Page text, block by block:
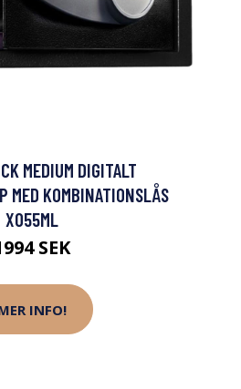
MEDIUM DIGITALT
MED KOMBINATIONSLÅS
X055ML
SEK
INFO!